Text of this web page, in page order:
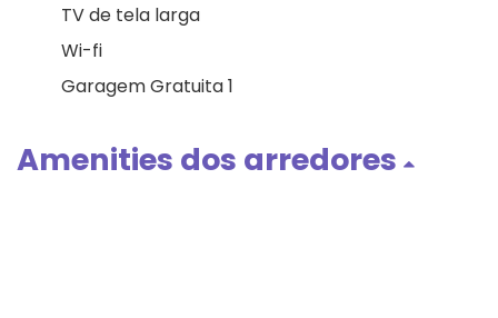
TV de tela larga
Wi-fi
Garagem Gratuita 1
Amenities dos arredores